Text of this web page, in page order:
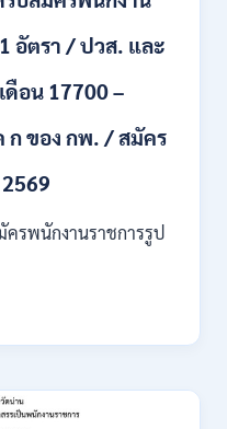
อัตรา / ปวส. และ
ดือน 17700 –
ก ของ กพ. / สมัคร
ครพนักงานราชการรูป